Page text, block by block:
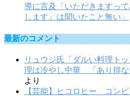
導に言及「いただきますっ
します』は聞いたこと無い」
最新のコメント
リュウジ氏「ダルい料理ト
理は冷やし中華 「あり得な
より
【芸能】ヒコロヒー コン